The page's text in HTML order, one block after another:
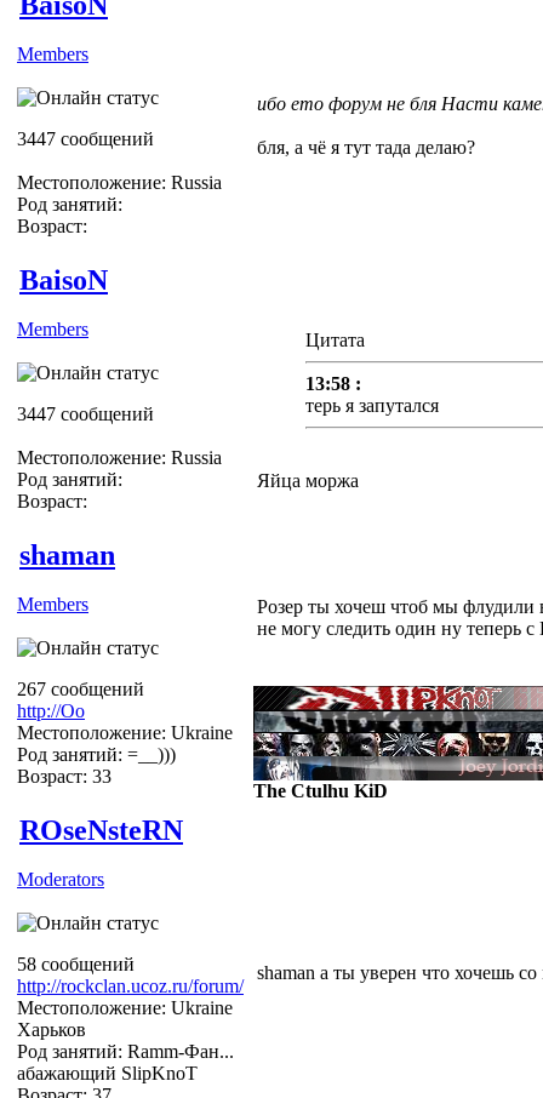
Members
3447 сообщений
Местоположение: Russia
Род занятий:
Возраст:
ибо ето форум не бля Насти
бля, а чё я тут тада делаю?
BaisoN
Members
3447 сообщений
Местоположение: Russia
Род занятий:
Возраст:
Цитата
13:58 :
терь я запутался
Яйца моржа
shaman
Members
267 сообщений
http://Оо
Местоположение: Ukraine
Род занятий: =__)))
Возраст: 33
Розер ты хочеш чтоб мы флудили
не могу следить один ну теперь
The Ctulhu KiD
ROseNsteRN
Moderators
58 сообщений
http://rockclan.ucoz.ru/forum/
Местоположение: Ukraine
Харьков
Род занятий: Ramm-Фан...
абажающий SlipKnoT
shaman а ты уверен что хочешь